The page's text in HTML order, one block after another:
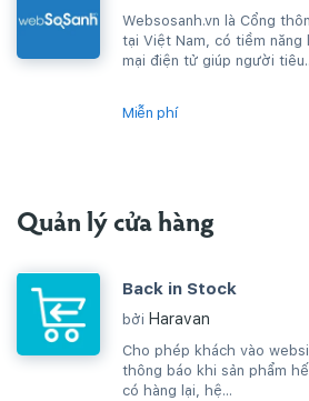
Websosanh.vn là Cổng
tại Việt Nam, có tiềm
mại điện tử giúp người
Miễn phí
Quản lý cửa hàng
Back in Stock
bởi Haravan
Cho phép khách vào
thông báo khi sản phẩm
có hàng lại, hệ...